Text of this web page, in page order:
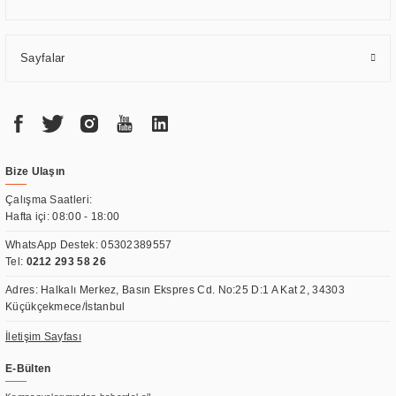
Sayfalar
Bize Ulaşın
Çalışma Saatleri:
Hafta içi: 08:00 - 18:00
WhatsApp Destek:05302389557
Tel: 0212 293 58 26
Adres: Halkalı Merkez, Basın Ekspres Cd. No:25 D:1 A Kat 2, 34303
Küçükçekmece/İstanbul
İletişim Sayfası
E-Bülten